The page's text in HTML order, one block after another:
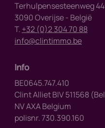
Info
BE0645.747.410
Clint Alliet BIV 511568
NV AXA Belgium
polisnr. 730.390.160
Terhulpensesteenweg
3090 Overijse - België
T. +32 (0)2 304 70 88
info@clintimmo.be